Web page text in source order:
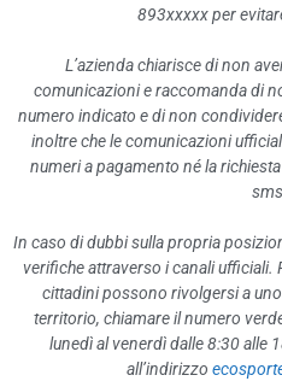
Enti di diritto privato
Rappresentazione
ATTIVITÀ E
Tipologie di
Dichiarazioni
Provvedimenti
Provvedimenti
CONTROLLI SULLE
BANDI DI GARA E
893xxxxx per
L’azienda chiarisce di non
comunicazioni e raccomanda di
numero indicato e di non
inoltre che le comunicazioni
numeri a pagamento né la
In caso di dubbi sulla propria
verifiche attraverso i canali
cittadini possono rivolgersi a
territorio, chiamare il numero
lunedì al venerdì dalle 8:30 alle
all’indirizzo